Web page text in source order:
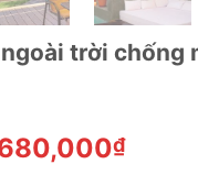
trời chống
₫Giá